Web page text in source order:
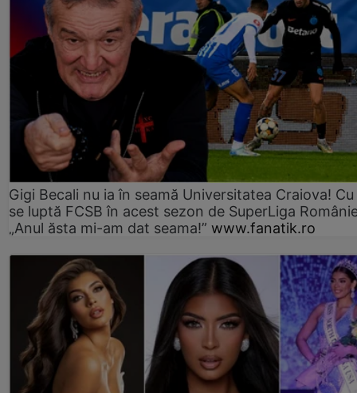
Gigi Becali nu ia în seamă Universitatea Craiova!
se luptă FCSB în acest sezon de SuperLiga
„Anul ăsta mi-am dat seama!” www.fanatik.ro